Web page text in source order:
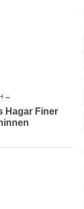
→
Hagar Finer